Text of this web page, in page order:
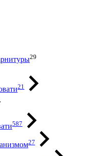
29
21
587
27